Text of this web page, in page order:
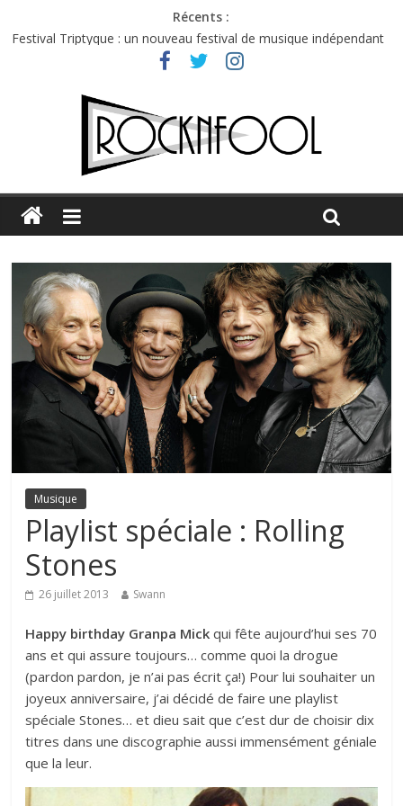
Récents :
Festival Triptyque : un nouveau festival de musique indépendant
Hellfest 2026 jeudi : impossible de choisir entre chaleur et bonne
Première édition du Midgard Festival : entre bière, métal et
Musique
Playlist spéciale : Rolling
Stones
26 juillet 2013 Swann
Happy birthday Granpa Mick qui fête aujourd’hui ses 70
ans et qui assure toujours… comme quoi la drogue
(pardon pardon, je n’ai pas écrit ça!) Pour lui souhaiter un
joyeux anniversaire, j’ai décidé de faire une playlist
spéciale Stones… et dieu sait que c’est dur de choisir dix
titres dans une discographie aussi immensément géniale
que la leur.